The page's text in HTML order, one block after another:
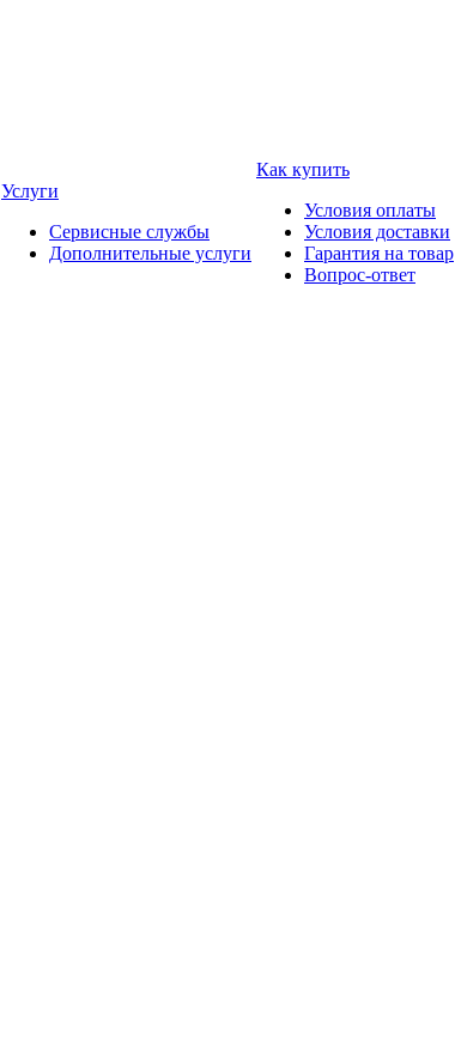
Услуги
Сервисные службы
Дополнительные услуги
Как купить
Условия оплаты
Условия доставки
Гарантия на товар
Вопрос-ответ